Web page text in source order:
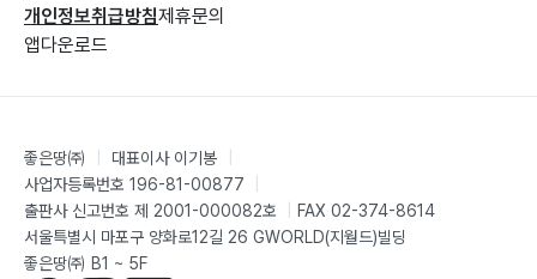
개인정보취급방침
앱다운로드
제휴문의
좋은땅㈜ 대표이사 이기봉
사업자등록번호 196-81-00877
출판사 신고번호 제 2001-000082호
FAX 02-374-8614
서울특별시 마포구 양화로12길 26 GWORLD(지월드)빌딩
좋은땅㈜ B1 ~ 5F